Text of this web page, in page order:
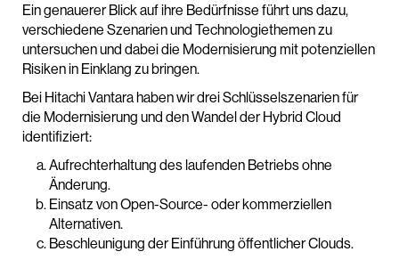
Ein genauerer Blick auf ihre Bedürfnisse führt uns dazu,
verschiedene Szenarien und Technologiethemen zu
untersuchen und dabei die Modernisierung mit potenziellen
Risiken in Einklang zu bringen.
Bei Hitachi Vantara haben wir drei Schlüsselszenarien für
die Modernisierung und den Wandel der Hybrid Cloud
identifiziert:
Aufrechterhaltung des laufenden Betriebs ohne
Änderung.
Einsatz von Open-Source- oder kommerziellen
Alternativen.
Beschleunigung der Einführung öffentlicher Clouds.